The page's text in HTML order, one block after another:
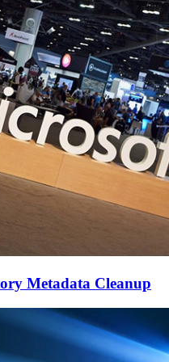
Metadata Cleanup